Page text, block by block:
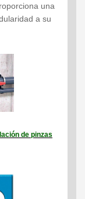
una
a su
de pinzas